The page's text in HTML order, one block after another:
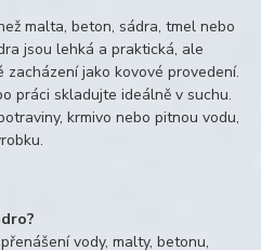
malta, beton, sádra, tmel nebo
jsou lehká a praktická, ale
jako kovové provedení.
práci skladujte ideálně v suchu.
krmivo nebo pitnou vodu,
vody, malty, betonu,